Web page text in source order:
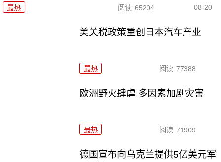
最热 阅读 65204 08-20
美关税政策重创日本汽车产业
最热 阅读 77388
欧洲野火肆虐 多因素加剧灾害
最热 阅读 71969
德国宣布向乌克兰提供5亿美元军